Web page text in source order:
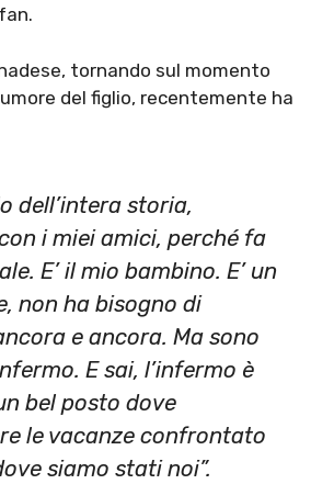
tornando sul momento
del figlio, recentemente ha
dell’intera storia,
i miei amici, perché fa
E’ il mio bambino. E’ un
non ha bisogno di
e ancora. Ma sono
E sai, l’infermo è
bel posto dove
le vacanze confrontato
siamo stati noi”.